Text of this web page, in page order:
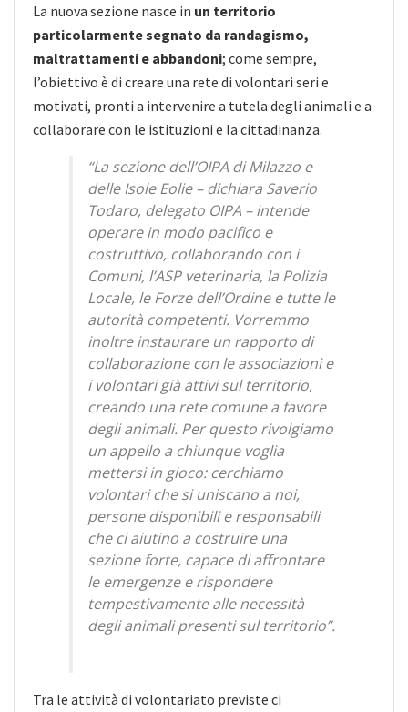
La nuova sezione nasce in un territorio
particolarmente segnato da randagismo,
maltrattamenti e abbandoni; come sempre,
l’obiettivo è di creare una rete di volontari seri e
motivati, pronti a intervenire a tutela degli animali e a
collaborare con le istituzioni e la cittadinanza.
“La sezione dell’OIPA di Milazzo e
delle Isole Eolie – dichiara Saverio
Todaro, delegato OIPA – intende
operare in modo pacifico e
costruttivo, collaborando con i
Comuni, l’ASP veterinaria, la Polizia
Locale, le Forze dell’Ordine e tutte le
autorità competenti. Vorremmo
inoltre instaurare un rapporto di
collaborazione con le associazioni e
i volontari già attivi sul territorio,
creando una rete comune a favore
degli animali. Per questo rivolgiamo
un appello a chiunque voglia
mettersi in gioco: cerchiamo
volontari che si uniscano a noi,
persone disponibili e responsabili
che ci aiutino a costruire una
sezione forte, capace di affrontare
le emergenze e rispondere
tempestivamente alle necessità
degli animali presenti sul territorio”.
Tra le attività di volontariato previste ci